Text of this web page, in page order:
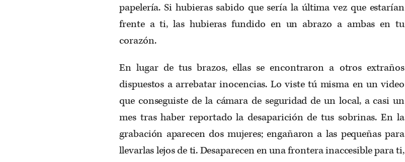
papelería. Si hubieras sabido que sería la última vez que estarían
frente a ti, las hubieras fundido en un abrazo a ambas en tu
corazón.
En lugar de tus brazos, ellas se encontraron a otros extraños
dispuestos a arrebatar inocencias. Lo viste tú misma en un video
que conseguiste de la cámara de seguridad de un local, a casi un
mes tras haber reportado la desaparición de tus sobrinas. En la
grabación aparecen dos mujeres; engañaron a las pequeñas para
llevarlas lejos de ti. Desaparecen en una frontera inaccesible para ti,